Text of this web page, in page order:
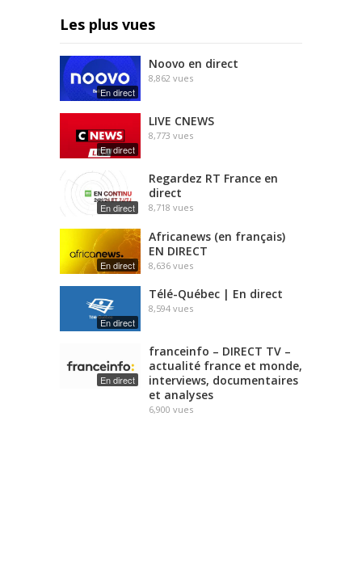
Les plus vues
En direct
Noovo en direct
8,862 vues
En direct
LIVE CNEWS
8,773 vues
En direct
Regardez RT France en
direct
8,718 vues
En direct
Africanews (en français)
EN DIRECT
8,636 vues
En direct
Télé-Québec | En direct
8,594 vues
En direct
franceinfo – DIRECT TV –
actualité france et monde,
interviews, documentaires
et analyses
6,900 vues